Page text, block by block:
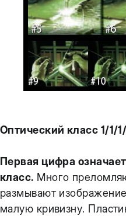
Оптический класс 1/1/1/
Первая цифра
класс. Много
размывают
малую кривизну.